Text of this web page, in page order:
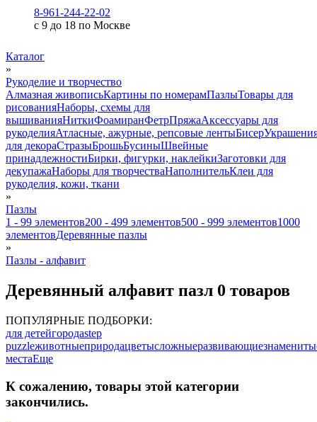
8-961-244-22-02
с 9 до 18 по Москве
Каталог
»
Рукоделие и творчество
Алмазная живописьКартины по номерамПазлыТовары для
рисованияНаборы, схемы для
вышиванияНиткиФоамиранФетрПряжаАксессуары для
рукоделияАтласные, ажурные, репсовые лентыБисер
для декораСтразыБрошьБусиныШвейные
принадлежностиБирки, фигурки, наклейкиЗаготовки для
декупажаНаборы для творчестваНаполнительКлеи для
рукоделия, кожи, ткани
»
Пазлы
1 - 99 элементов200 - 499 элементов500 - 999 элементов1000
элементовДеревянные пазлы
»
Пазлы - алфавит
Деревянный алфавит пазл 0 товаров
ПОПУЛЯРНЫЕ ПОДБОРКИ:
для детейгородаstep
puzzleживотныеприродацветысложныеразвивающие
местаЕще
К сожалению, товары этой категории
закончились.